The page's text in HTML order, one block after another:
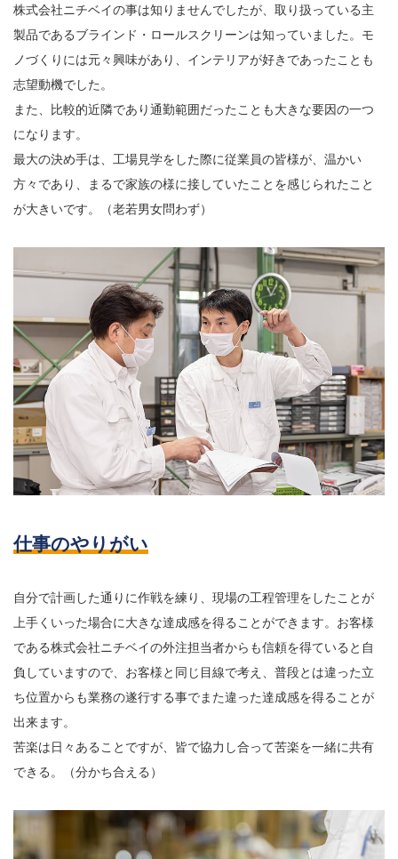
株式会社ニチベイの事は知りませんでしたが、取り扱っている主
製品であるブラインド・ロールスクリーンは知っていました。モ
ノづくりには元々興味があり、インテリアが好きであったことも
志望動機でした。
また、比較的近隣であり通勤範囲だったことも大きな要因の一つ
になります。
最大の決め手は、工場見学をした際に従業員の皆様が、温かい
方々であり、まるで家族の様に接していたことを感じられたこと
が大きいです。（老若男女問わず）
仕事のやりがい
自分で計画した通りに作戦を練り、現場の工程管理をしたことが
上手くいった場合に大きな達成感を得ることができます。お客様
である株式会社ニチベイの外注担当者からも信頼を得ていると自
負していますので、お客様と同じ目線で考え、普段とは違った立
ち位置からも業務の遂行する事でまた違った達成感を得ることが
出来ます。
苦楽は日々あることですが、皆で協力し合って苦楽を一緒に共有
できる。（分かち合える）